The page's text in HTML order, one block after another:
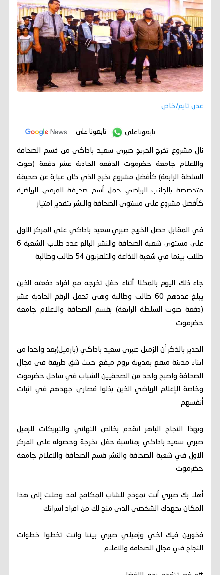
عدن تايم/خاص
تابعونا على تابعونا على
نال مشروع تخرج الخريج صبري سعيد باداكي من قسم الصحافة
والاعلام جامعة حضرموت الدفعه الحادية عشر دفعة (صوت
السلطة الرابعة) كأفضل مشروع تخرج الذي كان عبارة عن صحيفة
متخصصة بالجانب الرياضي حمل أسم صحيفة المرمى الرياضية
كأفضل مشروع على مستوى الصحافة والنشر بتقدير امتياز
في المقابل حصل الخريج صبري سعيد باداكي على المركز الاول
على مستوى شعبة الصحافة والنشر البالغ عدد طلاب الشعبة 6
طلاب بينما في شعبة الاذاعة والتلفزيون 54 طالب وطالبة
جاء ذلك اليوم بالمكلا أثناء حفل تخرجه مع افراد دفعته الذين
يبلغ عددهم 60 طالب وطالبة وهي تحمل الرقم الحادية عشر
(دفعة صوت السلطة الرابعة) بقسم الصحافة والاعلام جامعة
حضرموت
الجدير بالذكر أن الزميل صبري سعيد باداكي (بارميل)يعد واحدا من
ابناء مدينة ميفع بمديرية بروم ميفع حيث شق طريقة في مجال
الصحافة واصبح واحد من الصحفيين الشباب في ساحل حضرموت
وخاصة الإعلام الرياضي الذين بذلوا قصارى جهدهم في اثبات
أنفسهم
وبهذا النجاح الباهر اتقدم بخالص التهاني والتبريكات للزميل
صبري سعيد باداكي بمناسبة حفل تخرجة وحصوله على المركز
الاول في شعبة الصحافة والنشر قسم الصحافة والاعلام جامعة
حضرموت
أهلا بك صبري أنت نموذج للشاب المكافح لقد وصلت إلى هذا
المكان بجهدك الشخصي الذي منح لك من افراد اسراتك
فخورين فيك اخي وزميلي صبري بيننا وانت تخطوا خطوات
النجاح في مجال الصحافة والاعلام